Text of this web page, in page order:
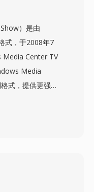
）是由
式，于2008年7
Media Center TV
Media
式，提供更强大
文件以MPEG-2
）的详细节目